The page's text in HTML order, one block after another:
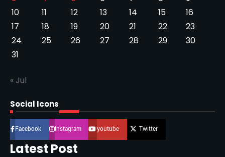
10
11 12 13 14 15
16
17
18 19 20 21 22
23
24
25 26 27 28 29
30
31
« Jul
Social Icons
Facebook Instagram youtube Twitter
Latest Post